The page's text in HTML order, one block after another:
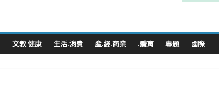
文教.健康 生活.消費 產.經.商業 .體育 專題 國際